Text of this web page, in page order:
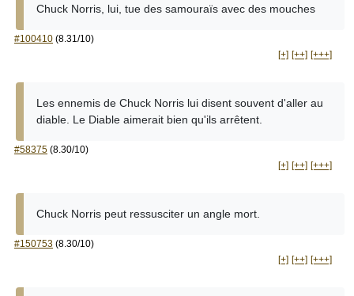
Chuck Norris, lui, tue des samouraïs avec des mouches
#100410 (8.31/10)
[+] [++] [+++]
Les ennemis de Chuck Norris lui disent souvent d'aller au
diable. Le Diable aimerait bien qu'ils arrêtent.
#58375 (8.30/10)
[+] [++] [+++]
Chuck Norris peut ressusciter un angle mort.
#150753 (8.30/10)
[+] [++] [+++]